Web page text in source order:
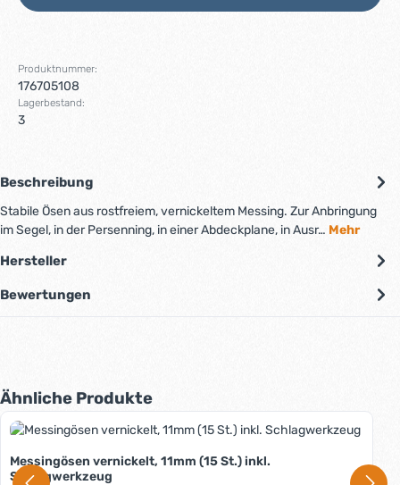
Produktnummer:
176705108
Lagerbestand:
3
Beschreibung
Stabile Ösen aus rostfreiem, vernickeltem Messing. Zur Anbringung
im Segel, in der Persenning, in einer Abdeckplane, in Ausr… Mehr
Hersteller
Bewertungen
Produktgalerie überspringen
Ähnliche Produkte
Messingösen vernickelt, 11mm (15 St.) inkl.
Schlagwerkzeug